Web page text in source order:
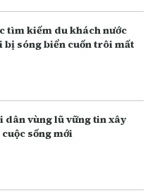
tìm kiếm du khách nước
bị sóng biển cuốn trôi mất
dân vùng lũ vững tin xây
sống mới